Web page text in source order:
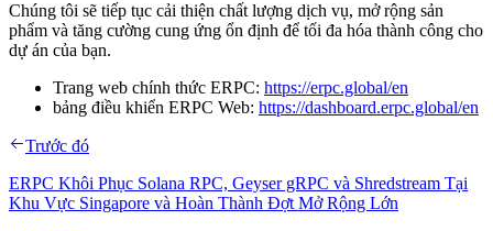
Chúng tôi sẽ tiếp tục cải thiện chất lượng dịch vụ, mở rộng sản
phẩm và tăng cường cung ứng ổn định để tối đa hóa thành công cho
dự án của bạn.
Trang web chính thức ERPC: https://erpc.global/en
bảng điều khiển ERPC Web: https://dashboard.erpc.global/en
Trước đó
ERPC Khôi Phục Solana RPC, Geyser gRPC và Shredstream Tại
Khu Vực Singapore và Hoàn Thành Đợt Mở Rộng Lớn